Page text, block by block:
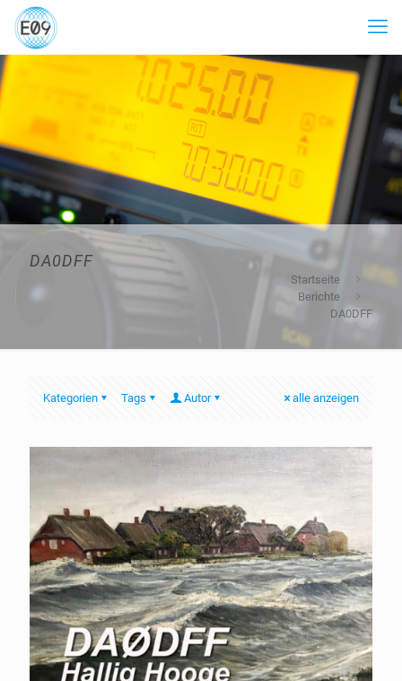
DA0DFF
Startseite
Berichte
DA0DFF
Kategorien Tags Autor alle anzeigen